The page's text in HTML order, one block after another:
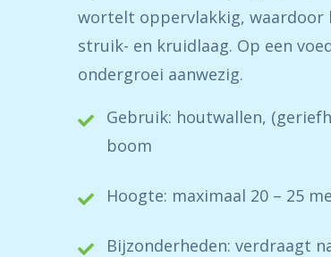
wortelt oppervlakkig, waardoor
struik- en kruidlaag. Op een
ondergroei aanwezig.
Gebruik: houtwallen,
boom
Hoogte: maximaal 20 – 25
Bijzonderheden: verdraagt